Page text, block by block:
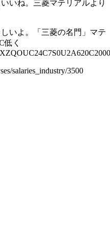
いね。三菱マテリアルより
いよ。「三菱の名門」マテ
く
salaries_industry/3500